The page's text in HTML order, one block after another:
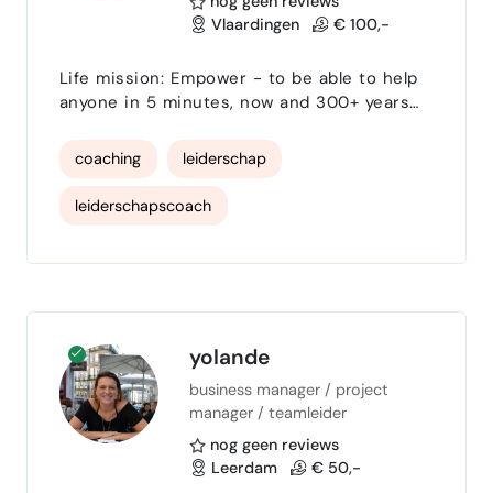
Vlaardingen
€ 100,-
Life mission: Empower - to be able to help
anyone in 5 minutes, now and 300+ years
and consulting/assisting multiple others.
Lifelong partner in entrepreneurship, real
estate and self-actualization - always
cross-cultural and/or cross-border. A focus
Japan and the Netherlands. Also involved in
coaching leiderschap
leiderschapscoach
Leiderschapsontwikkeling
manager Strategie
ondernemerscoach ondernemerschap
yolande
business manager / project
manager / teamleider
nog geen reviews
Leerdam
€ 50,-